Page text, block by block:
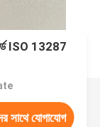
ISO 13287
সাথে যোগাযোগ